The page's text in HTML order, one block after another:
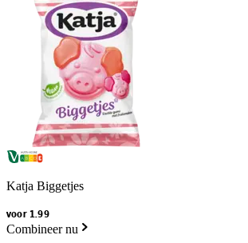
Katja Biggetjes
voor 1.99
Combineer nu